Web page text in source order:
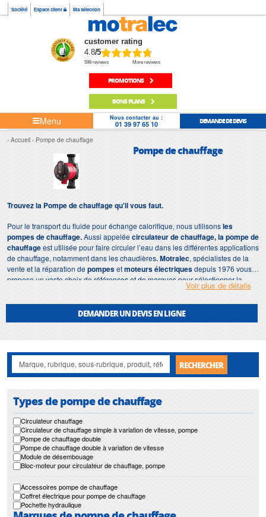
Société Espace client Ma sélection
customer rating
4.8/5
598 reviews More reviews
PROMOTIONS
BONS PLANS
Menu Nous contacter au :
01 39 97 65 10 DEMANDE DE DEVIS
Accueil Pompe de chauffage
Pompe de chauffage
Trouvez la Pompe de chauffage qu'il vous faut.
Pour le transport du fluide pour échange calorifique, nous utilisonsles
pompes de chauffage.Aussi appeléecirculateur de chauffage, la pompe de
chauffageest utilisée pour faire circuler l’eau dans les différentes applications
de chauffage, notamment dans les chaudières.Motralec, spécialistes de la
vente et la réparation depompesetmoteurs électriquesdepuis 1976 vous
propose un vaste choix de références et de marques pour sélectionner la
correspondant à votre besoin. Notre stock important
les meilleures marques mondiales.
chauffage" comprend :pompe de chauffage simple, circulateur/pompe de
chauffage simple à variation de vitesse/pompe de chauffage double
de chauffage double à variation de vitesse/module de désembouage
Voir plus de détails
DEMANDER UN DEVIS EN LIGNE
RECHERCHER
Types de pompe de chauffage
Circulateur chauffage
Circulateur de chauffage simple à variation de vitesse, pompe
Pompe de chauffage double
Pompe de chauffage double à variation de vitesse
Module de désembouage
Bloc-moteur pour circulateur de chauffage, pompe
Accessoires pompe de chauffage
Coffret électrique pour pompe de chauffage
Pochette hydraulique